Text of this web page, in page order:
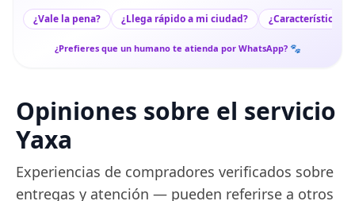
¿Vale la pena? ¿Llega rápido a mi ciudad? ¿Características
¿Prefieres que un humano te atienda por WhatsApp? 🐾
Opiniones sobre el servicio
Yaxa
Experiencias de compradores verificados sobre
entregas y atención — pueden referirse a otros